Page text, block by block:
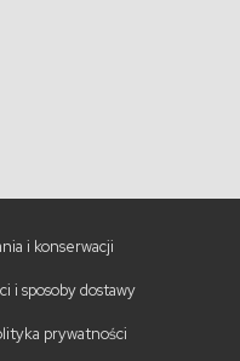
i konserwacji
i sposoby dostawy
prywatności